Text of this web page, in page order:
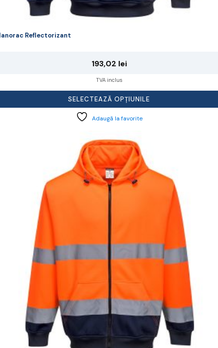
Reflectorizant
193,02 lei
TVA inclus
SELECTEAZĂ OPȚIUNILE
Adaugă la favorite